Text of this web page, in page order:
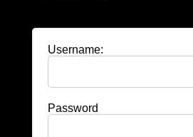
Username:
Password